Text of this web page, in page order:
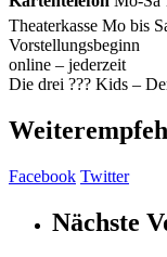
Theaterkasse Mo bis
Vorstellungsbeginn
online – jederzeit
Die drei ??? Kids –
Facebook Twitter
Nächste